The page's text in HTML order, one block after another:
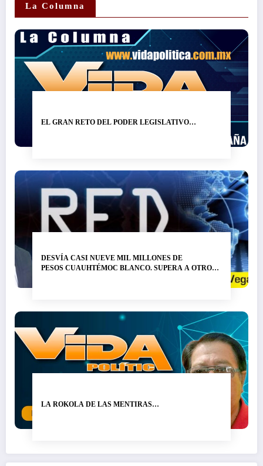
La Columna
EL GRAN RETO DEL PODER LEGISLATIVO…
DESVÍA CASI NUEVE MIL MILLONES DE
PESOS CUAUHTÉMOC BLANCO. SUPERA A OTRO
LA ROKOLA DE LAS MENTIRAS…